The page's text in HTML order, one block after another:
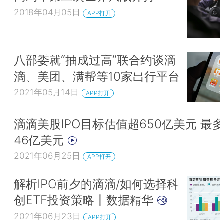
2018年04月05日 APP打开
八部委就“抽成过高”联合约谈滴
滴、美团、满帮等10家出行平台
2021年05月14日 APP打开
滴滴美股IPO目标估值超650亿美元 最
46亿美元
2021年06月25日 APP打开
解析IPO前夕的滴滴/如何选择科
创ETF投资策略丨数据精华
2021年06月23日 APP打开